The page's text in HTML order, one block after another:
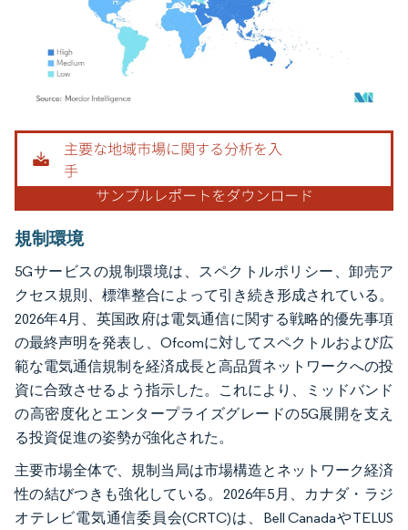
画像 © Mordor Intelligence。再利用にはCC BY 4.0の表示が必要です。
規制環境
5Gサービスの規制環境は、スペクトルポリシー、卸売ア
クセス規則、標準整合によって引き続き形成されている。
2026年4月、英国政府は電気通信に関する戦略的優先事項
の最終声明を発表し、Ofcomに対してスペクトルおよび広
範な電気通信規制を経済成長と高品質ネットワークへの投
資に合致させるよう指示した。これにより、ミッドバンド
の高密度化とエンタープライズグレードの5G展開を支え
る投資促進の姿勢が強化された。
主要市場全体で、規制当局は市場構造とネットワーク経済
性の結びつきも強化している。2026年5月、カナダ・ラジ
オテレビ電気通信委員会(CRTC)は、Bell CanadaやTELUS